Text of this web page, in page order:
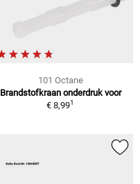
101 Octane
Brandstofkraan onderdruk voor
€ 8,991